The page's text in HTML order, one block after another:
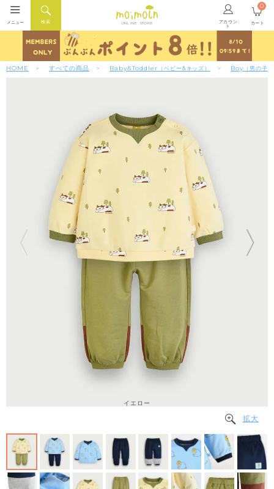
ONLINE STORE アカウン
ト
検索
メニュー カート
0
HOME すべての商品 Baby&Toddler （ベビー&キッズ） Boy （男の子）
イエロー
拡大